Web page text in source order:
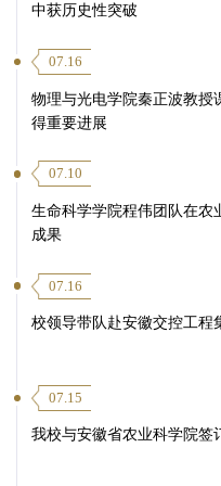
中获历史性突破
07.16
物理与光电学院秦正波教授
得重要进展
07.10
生命科学学院程伟团队在农
成果
07.16
校领导带队赴安徽交控工程
07.15
我校与安徽省农业科学院签